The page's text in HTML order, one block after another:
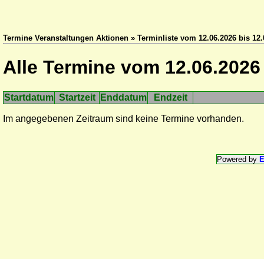
Termine Veranstaltungen Aktionen » Terminliste vom 12.06.2026 bis
Alle Termine vom
Startdatum Startzeit Enddatum Endzeit
Im angegebenen Zeitraum sind keine Termine vorhanden.
Powered by